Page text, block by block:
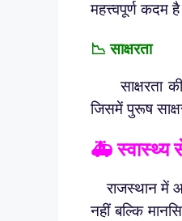
महत्त्वपूर्ण कदम
📉 साक्षरता
साक्षरता की
जिसमें पुरूष
🚑 स्वास्थ्य
राजस्थान में
नहीं बल्कि